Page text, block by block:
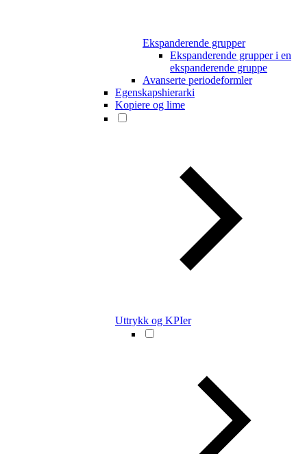
Ekspanderende grupper
Ekspanderende grupper i en
ekspanderende gruppe
Avanserte periodeformler
Egenskapshierarki
Kopiere og lime
Uttrykk og KPIer